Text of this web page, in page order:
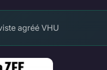
agréé VHU